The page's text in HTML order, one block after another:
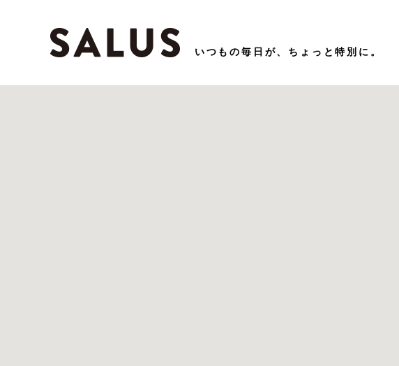
いつもの毎⽇が、ちょっと特別に。